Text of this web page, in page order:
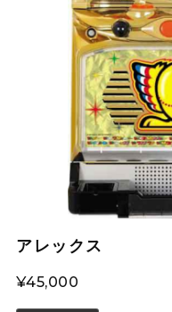
アレックス
¥45,000